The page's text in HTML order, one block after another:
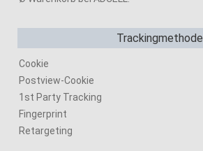
Trackingmethode
Cookie
Postview-Cookie
1st Party Tracking
Fingerprint
Retargeting